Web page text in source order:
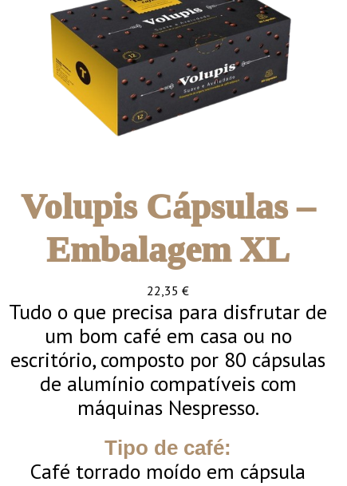
Volupis Cápsulas –
Embalagem XL
22,35€
Tudo o que precisa para disfrutar de
um bom café em casa ou no
escritório, composto por 80 cápsulas
de alumínio compatíveis com
máquinas Nespresso.
Tipo de café:
Café torrado moído em cápsula